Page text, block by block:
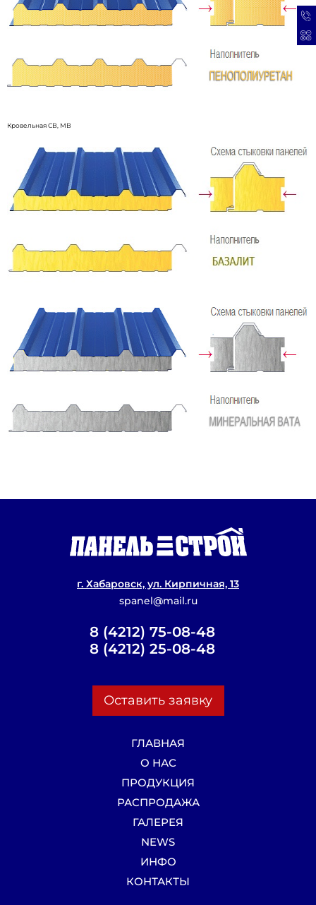
Кровельная СВ, МВ
г. Хабаровск, ул. Кирпичная, 13
spanel@mail.ru
8 (4212) 75-08-48
8 (4212) 25-08-48
Оставить заявку
ГЛАВНАЯ
О НАС
ПРОДУКЦИЯ
РАСПРОДАЖА
ГАЛЕРЕЯ
NEWS
ИНФО
КОНТАКТЫ